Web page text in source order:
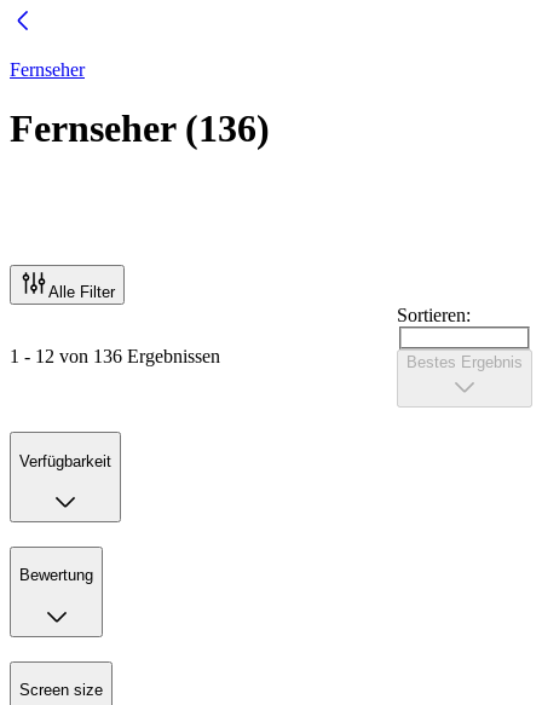
Fernseher
Fernseher(136)
Alle Filter
1 - 12 von 136 Ergebnissen
Sortieren:
Bestes Ergebnis
Verfügbarkeit
Bewertung
Screen size